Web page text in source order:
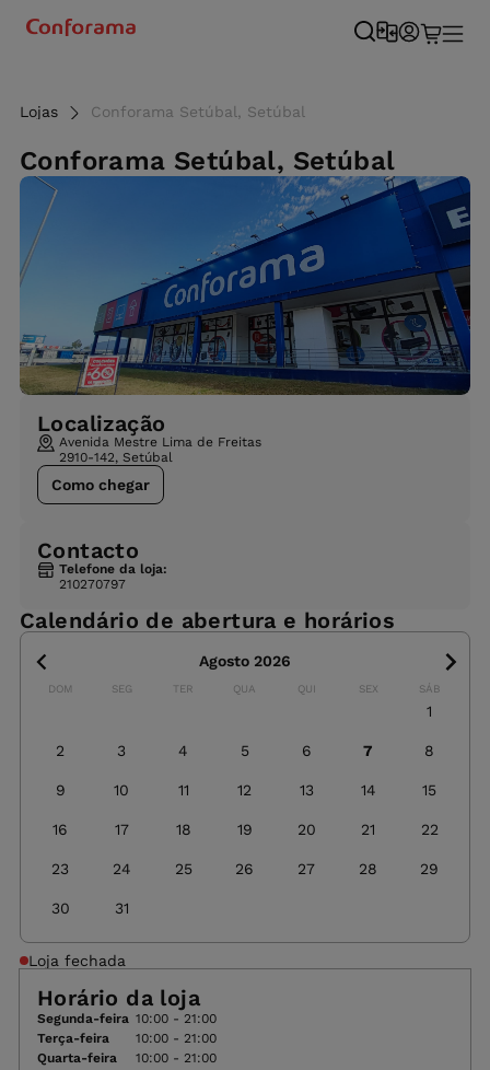
Lojas Conforama Setúbal, Setúbal
Conforama Setúbal, Setúbal
Localização
Avenida Mestre Lima de Freitas
2910-142, Setúbal
Como chegar
Contacto
Telefone da loja:
210270797
Calendário de abertura e horários
Agosto 2026
DOM SEG TER QUA QUI SEX SÁB
1
2 3 4 5 6 7 8
9 10 11 12 13 14 15
16 17 18 19 20 21 22
23 24 25 26 27 28 29
30 31
Loja fechada
Horário da loja
Segunda-feira 10:00 - 21:00
Terça-feira
10:00 - 21:00
Quarta-feira
10:00 - 21:00